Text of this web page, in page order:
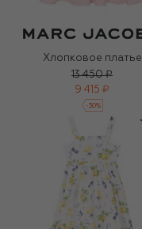
Хлопковое платье
13 450 ₽
9 415 ₽
-30%